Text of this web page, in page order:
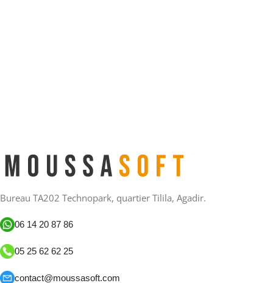
Bureau TA202 Technopark, quartier Tilila, Agadir.
06 14 20 87 86
05 25 62 62 25
contact@moussasoft.com